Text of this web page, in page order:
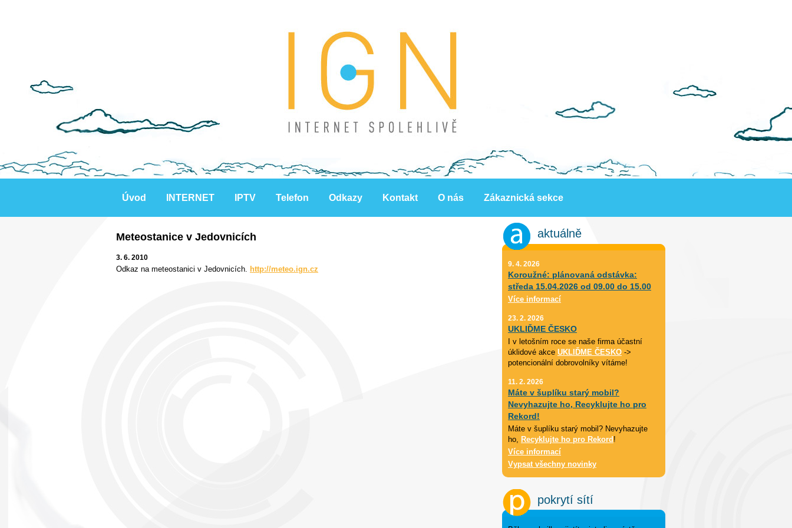
Úvod INTERNET IPTV Telefon Odkazy Kontakt O nás Zákaznická sekce
Meteostanice v Jedovnicích
3. 6. 2010
Odkaz na meteostanici v Jedovnicích. http://meteo.ign.cz
aktuálně
9. 4. 2026
Koroužné: plánovaná odstávka:
středa 15.04.2026 od 09.00 do 15.00
Více informací
23. 2. 2026
UKLIĎME ČESKO
I v letošním roce se naše firma účastní
úklidové akce UKLIĎME ČESKO ->
potencionální dobrovolníky vítáme!
11. 2. 2026
Máte v šuplíku starý mobil?
Nevyhazujte ho, Recyklujte ho pro
Rekord!
Máte v šuplíku starý mobil? Nevyhazujte
ho, Recyklujte ho pro Rekord !
Více informací
Vypsat všechny novinky
pokrytí sítí